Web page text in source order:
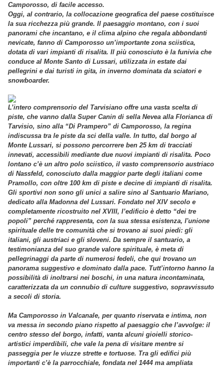
Camporosso, di facile accesso.
Oggi, al contrario, la collocazione geografica del paese costituisce
la sua ricchezza più grande. Il paesaggio montano, con i suoi
panorami che incantano, e il clima alpino che regala abbondanti
nevicate, fanno di Camporosso un’importante zona sciistica,
dotata di vari impianti di risalita. Il più conosciuto è la funivia che
conduce al Monte Santo di Lussari, utilizzata in estate dai
pellegrini e dai turisti in gita, in inverno dominata da sciatori e
snowboarder.
L’intero comprensorio del Tarvisiano offre una vasta scelta di
piste, che vanno dalla Super Canin di sella Nevea alla Florianca di
Tarvisio, sino alla “Di Prampero” di Camporosso, la regina
indiscussa tra le piste da sci della valle. In tutto, dal borgo al
Monte Lussari, si possono percorrere ben 25 km di tracciati
innevati, accessibili mediante due nuovi impianti di risalita. Poco
lontano c’è un altro polo sciistico, il vasto comprensorio austriaco
di Nassfeld, conosciuto dalla maggior parte degli italiani come
Pramollo, con oltre 100 km di piste e decine di impianti di risalita.
Gli sportivi non sono gli unici a salire sino al Santuario Mariano,
dedicato alla Madonna del Lussari. Fondato nel XIV secolo e
completamente ricostruito nel XVIII, l’edificio è detto “dei tre
popoli” perché rappresenta, con la sua stessa esistenza, l'unione
spirituale delle tre comunità che si trovano ai suoi piedi: gli
italiani, gli austriaci e gli sloveni. Da sempre il santuario, a
testimonianza del suo grande valore spirituale, è meta di
pellegrinaggi da parte di numerosi fedeli, che qui trovano un
panorama suggestivo e dominato dalla pace. Tutt’intorno hanno la
possibilità di inoltrarsi nei boschi, in una natura incontaminata,
caratterizzata da un connubio di culture suggestivo, sopravvissuto
a secoli di storia.
Ma Camporosso in Valcanale, per quanto riservata e intima, non
va messa in secondo piano rispetto al paesaggio che l’avvolge: il
centro stesso del borgo, infatti, vanta alcuni gioielli storico-
artistici imperdibili, che vale la pena di visitare mentre si
passeggia per le viuzze strette e tortuose. Tra gli edifici più
importanti c’è la parrocchiale, fondata nel 1444 ma ampliata